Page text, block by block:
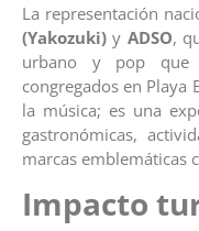
La representación
(Yakozuki) y ADSO,
urbano y pop
congregados en Playa
la música; es una
gastronómicas,
marcas emblemáticas
Impacto